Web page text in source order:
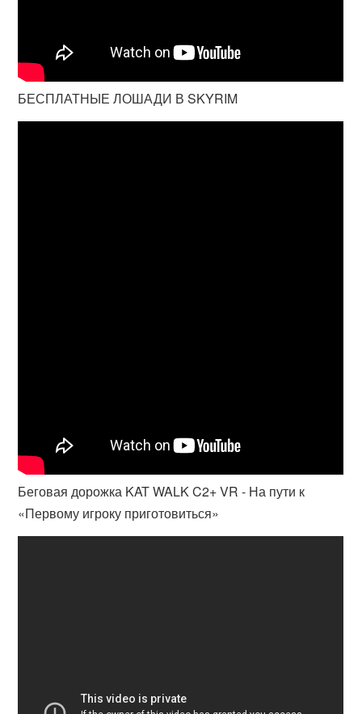
БЕСПЛАТНЫЕ ЛОШАДИ В SKYRIM
Беговая дорожка KAT WALK C2+ VR - На пути к
«Первому игроку приготовиться»